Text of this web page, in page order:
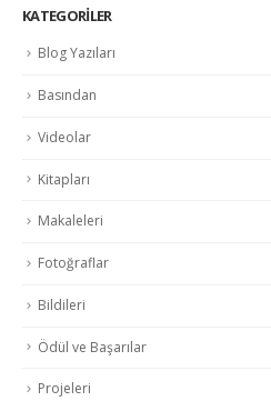
KATEGORILER
Blog Yazıları
Basından
Videolar
Kitapları
Makaleleri
Fotoğraflar
Bildileri
Ödül ve Başarılar
Projeleri